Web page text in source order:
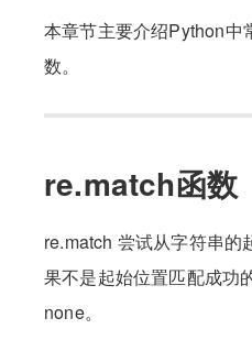
本章节主要介绍Python中
数。
re.match函数
re.match 尝试从字符串的
果不是起始位置匹配成功
none。